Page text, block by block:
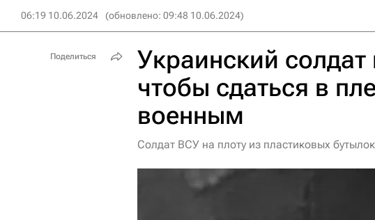
06:19 10.06.2024 (обновлено: 09:48 10.06.2024)
Украинский
чтобы сдаться в
военным
Солдат ВСУ на плоту из пластиковых
Поделиться